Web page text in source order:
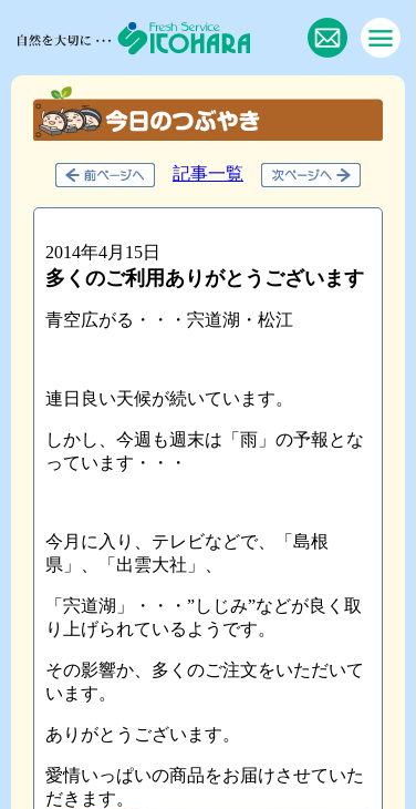
記事一覧
2014年4月15日
多くのご利用ありがとうございます
青空広がる・・・宍道湖・松江
連日良い天候が続いています。
しかし、今週も週末は「雨」の予報とな
っています・・・
今月に入り、テレビなどで、「島根
県」、「出雲大社」、
「宍道湖」・・・”しじみ”などが良く取
り上げられているようです。
その影響か、多くのご注文をいただいて
います。
ありがとうございます。
愛情いっぱいの商品をお届けさせていた
だきます。